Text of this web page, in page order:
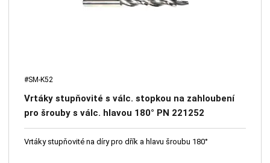
#SM-K52
Vrtáky stupňovité s válc. stopkou na zahloubení
pro šrouby s válc. hlavou 180° PN 221252
Vrtáky stupňovité na díry pro dřík a hlavu šroubu 180°